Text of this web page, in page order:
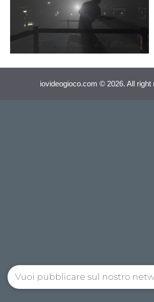
iovideogioco.com © 2026. All right
Vuoi pubblicare sul nostro